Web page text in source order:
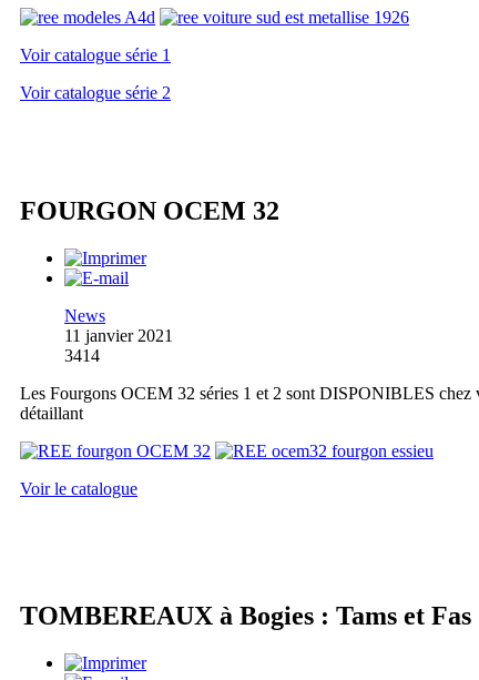
Voir catalogue série 1
Voir catalogue série 2
FOURGON OCEM 32
News
11 janvier 2021
3414
Les Fourgons OCEM 32 séries 1 et 2 sont DISPONIBLES chez
détaillant
Voir le catalogue
TOMBEREAUX à Bogies : Tams et Fas